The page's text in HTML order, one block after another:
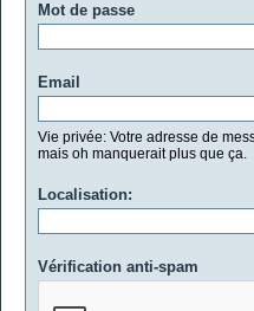
Mot de passe
Email
Vie privée: Votre adresse de
mais oh manquerait plus que ça.
Localisation:
Vérification anti-spam